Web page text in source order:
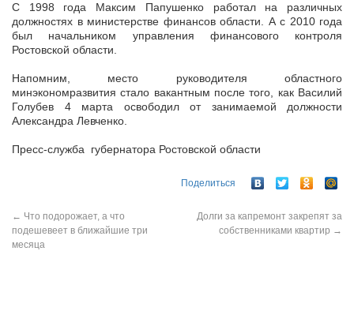
С 1998 года Максим Папушенко работал на различных
должностях в министерстве финансов области. А с 2010 года
был начальником управления финансового контроля
Ростовской области.
Напомним, место руководителя областного
минэкономразвития стало вакантным после того, как Василий
Голубев 4 марта освободил от занимаемой должности
Александра Левченко.
Пресс-служба губернатора Ростовской области
Поделиться
← Что подорожает, а что
подешевеет в ближайшие три
месяца
Долги за капремонт закрепят за
собственниками квартир →